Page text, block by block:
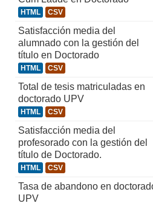
HTML CSV
Satisfacción media del
alumnado con la gestión del
título en Doctorado
HTML CSV
Total de tesis matriculadas en
doctorado UPV
HTML CSV
Satisfacción media del
profesorado con la gestión del
título de Doctorado.
HTML CSV
Tasa de abandono en
UPV